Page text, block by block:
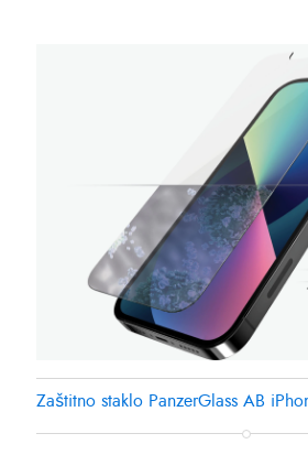
Zaštitno staklo PanzerGlass AB